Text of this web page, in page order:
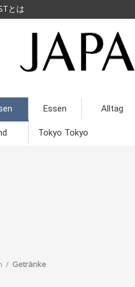
とは
Essen Alltag
Tokyo Tokyo
/ Getränke